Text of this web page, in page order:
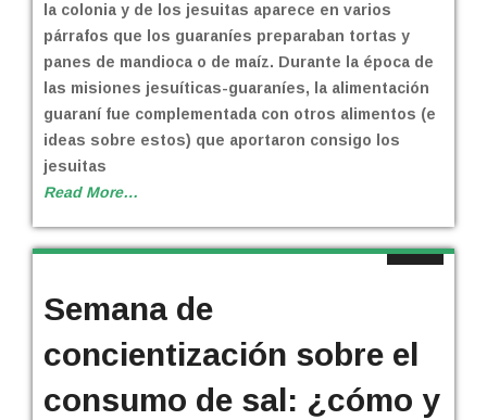
la colonia y de los jesuitas aparece en varios
párrafos que los guaraníes preparaban tortas y
panes de mandioca o de maíz. Durante la época de
las misiones jesuíticas-guaraníes, la alimentación
guaraní fue complementada con otros alimentos (e
ideas sobre estos) que aportaron consigo los
jesuitas
Read More…
Semana de
concientización sobre el
consumo de sal: ¿cómo y